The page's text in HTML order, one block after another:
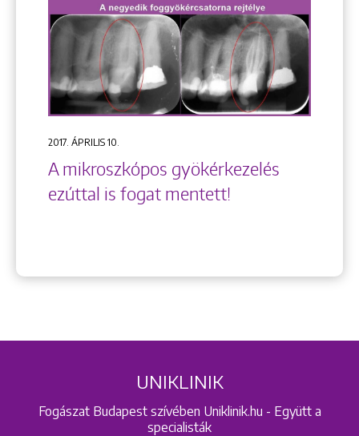
2017. ÁPRILIS 10.
A mikroszkópos gyökérkezelés
ezúttal is fogat mentett!
UNIKLINIK
Fogászat Budapest szívében Uniklinik.hu - Együtt a
specialisták